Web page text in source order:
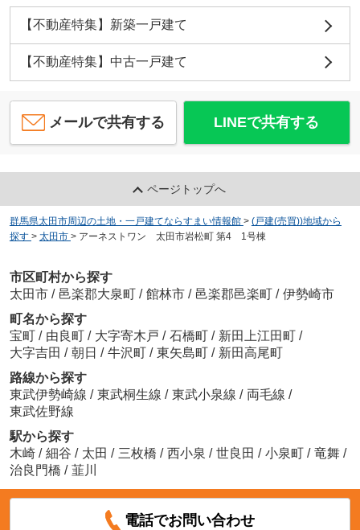
【不動産特集】新築一戸建て
【不動産特集】中古一戸建て
メールで共有する LINEで共有する
ページトップへ
群馬県太田市周辺の土地・一戸建てならすまい情報館 > (戸建(売買))地域から
探す > 太田市 > アーネストワン 太田市岩松町 第4 1号棟
市区町村から探す
太田市 / 邑楽郡大泉町 / 館林市 / 邑楽郡邑楽町 / 伊勢崎市
町名から探す
宝町 / 由良町 / 大字寄木戸 / 石橋町 / 新田上江田町 /
大字吉田 / 朝日 / 牛沢町 / 東矢島町 / 新田高尾町
路線から探す
東武伊勢崎線 / 東武桐生線 / 東武小泉線 / 両毛線 /
東武佐野線
駅から探す
木崎 / 細谷 / 太田 / 三枚橋 / 西小泉 / 世良田 / 小泉町 / 竜舞 /
治良門橋 / 韮川
電話でお問い合わせ